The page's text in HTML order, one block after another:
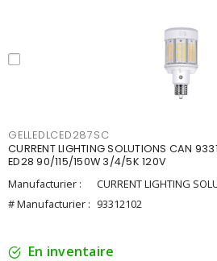
GELLEDLCED287SC
CURRENT LIGHTING SOLUTIONS CAN
ED28 90/115/150W 3/4/5K 120V
Manufacturier :
CURRENT LIGHTING
# Manufacturier : 93312102
En inventaire